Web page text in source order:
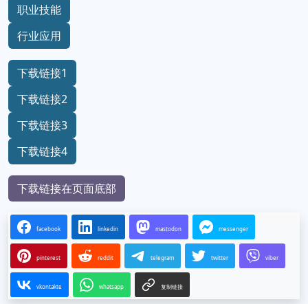
职业技能
行业应用
下载链接1
下载链接2
下载链接3
下载链接4
下载链接在页面底部
facebook linkedin mastodon messenger
pinterest reddit telegram twitter viber
vkontakte whatsapp 复制链接